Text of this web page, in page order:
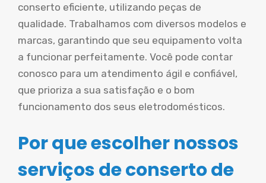
conserto eficiente, utilizando peças de
qualidade. Trabalhamos com diversos modelos e
marcas, garantindo que seu equipamento volta
a funcionar perfeitamente. Você pode contar
conosco para um atendimento ágil e confiável,
que prioriza a sua satisfação e o bom
funcionamento dos seus eletrodomésticos.
Por que escolher nossos
serviços de conserto de